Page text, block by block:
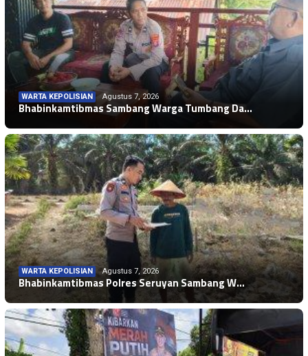
WARTA KEPOLISIAN Agustus 7, 2026
Bhabinkamtibmas Sambang Warga Tumbang Da…
WARTA KEPOLISIAN Agustus 7, 2026
Bhabinkamtibmas Polres Seruyan Sambang W…